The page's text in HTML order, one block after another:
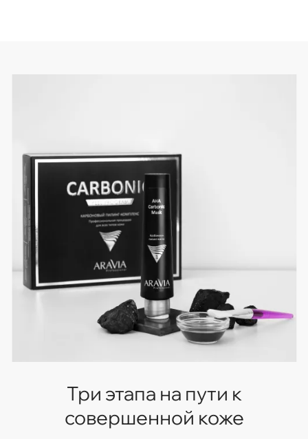
Три этапа на пути к
совершенной коже